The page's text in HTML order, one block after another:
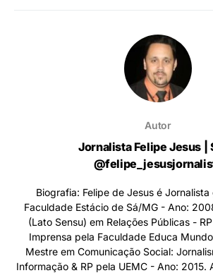
Autor
Jornalista Felipe Jesus |
Biografia: Felipe de Jesus é
Faculdade Estácio de Sá/MG - Ano:
(Lato Sensu) em Relações Públicas -
Imprensa pela Faculdade Educa
Mestre em Comunicação Social:
Informação & RP pela UEMC - Ano: